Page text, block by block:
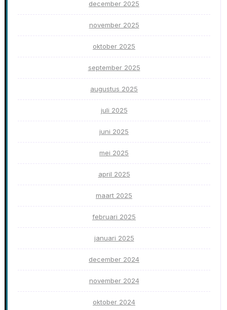
december 2025
november 2025
oktober 2025
september 2025
augustus 2025
juli 2025
juni 2025
mei 2025
april 2025
maart 2025
februari 2025
januari 2025
december 2024
november 2024
oktober 2024